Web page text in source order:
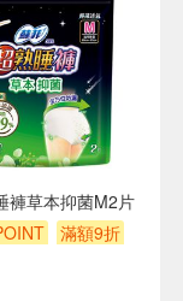
褲草本抑菌M2片
滿額9折